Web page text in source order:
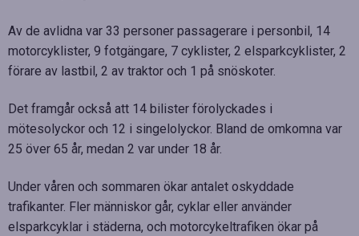
Av de avlidna var 33 personer passagerare i personbil, 14
motorcyklister, 9 fotgängare, 7 cyklister, 2 elsparkcyklister, 2
förare av lastbil, 2 av traktor och 1 på snöskoter.
Det framgår också att 14 bilister förolyckades i
mötesolyckor och 12 i singelolyckor. Bland de omkomna var
25 över 65 år, medan 2 var under 18 år.
Under våren och sommaren ökar antalet oskyddade
trafikanter. Fler människor går, cyklar eller använder
elsparkcyklar i städerna, och motorcykeltrafiken ökar på